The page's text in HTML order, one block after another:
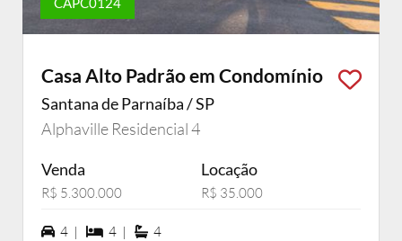
Casa Alto Padrão em Condomínio
Santana de Parnaíba / SP
Alphaville Residencial 4
Venda
R$ 5.300.000
Locação
R$ 35.000
4 vagas na garagem
4 | 4 dormiórios
4 | 4 suítes
4